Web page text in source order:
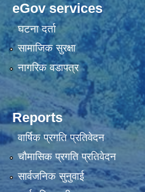
घटना दर्ता
सामाजिक सुरक्षा
नागरिक वडापत्र
Reports
वार्षिक प्रगति प्रतिवेदन
चौमासिक प्रगति प्रतिवेदन
सार्वजनिक सुनुवाई
सार्वजनिक परीक्षण